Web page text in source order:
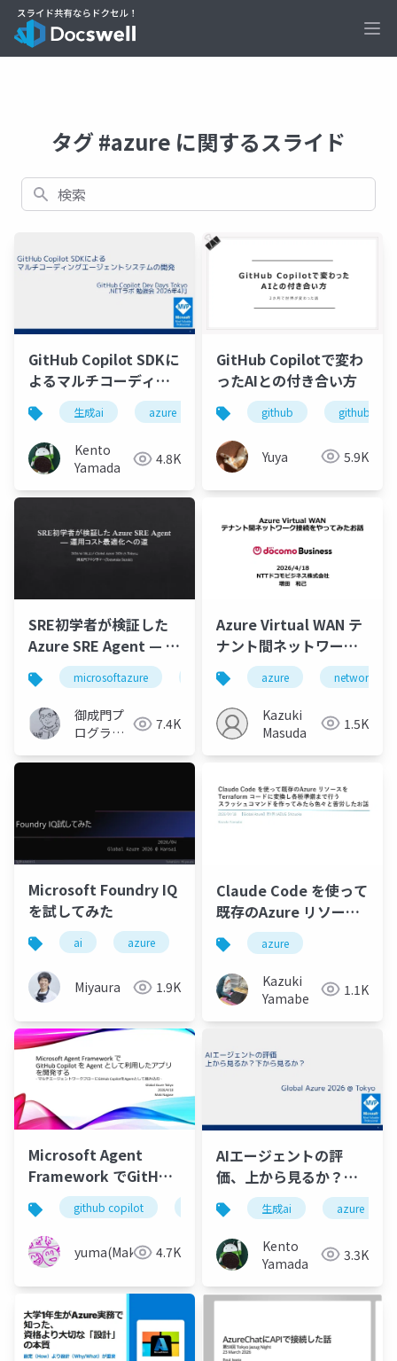
タグ #azure に関するスライド
検索
GitHub Copilot SDKに
よるマルチコーディン
グエージェントシステ
ムの開発
生成ai azure aiエージェント github
Kento
Yamada
4.8K
GitHub Copilotで変わ
ったAIとの付き合い方
github github
Yuya 5.9K
SRE初学者が検証した
Azure SRE Agent — 運
用コスト最適化への道
microsoftazure azure azurecostmanagement
御成門プ
ログラマ
(Tomotaka
7.4K
Azure Virtual WAN テ
ナント間ネットワーク
接続をやってみたお話
azure network
Kazuki
Masuda
1.5K
Microsoft Foundry IQ
を試してみた
ai azure globalazure
Miyaura 1.9K
Claude Code を使って
既存のAzure リソース
をTerraform コードに
変換し各種準備まで行
うスラッシュコマンド
を作ってみたら色々と
苦労したお話
azure
Kazuki
Yamabe
1.1K
Microsoft Agent
Framework でGitHub
Copilot を Agent とし
て利用したアプリを開
発する
github copilot
yuma(Maki) 4.7K
AIエージェントの評
価、上から見るか？下
から見るか？
生成ai azure
Kento
Yamada
3.3K